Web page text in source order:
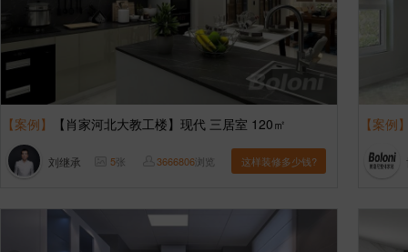
【案例】 【肖家河北大教工楼】现代 三居室 120㎡
刘继承 5张 3666806浏览 这样装修多少钱?
【案例